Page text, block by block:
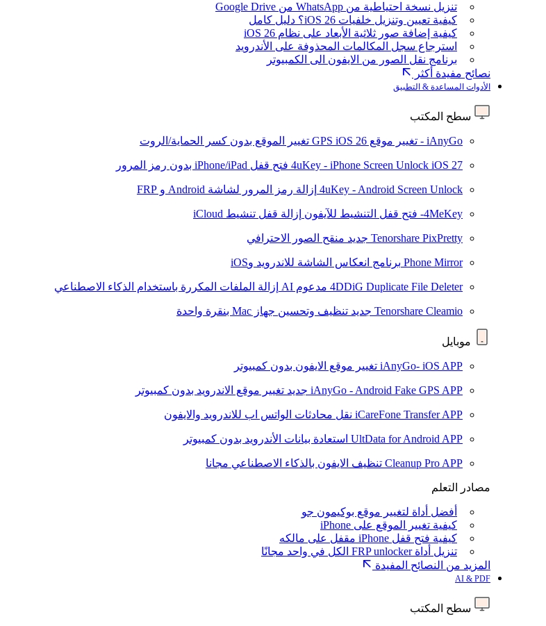
تنزيل نسخة احتياطية من WhatsApp من Google Drive
كيفية تعيين وتنزيل خلفيات iOS 26؟ دليل كامل
كيفية إضافة صور ثلاثية الأبعاد على نظام iOS 26
استرجاع سجل المكالمات المحذوفة على الأندرويد
برنامج نقل الصور من الايفون الى الكمبيوتر
نصائح مفيدة أكثر
الأدوات المساعدة & التطبيق
سطح المكتب
iAnyGo - تغيير موقع GPS iOS 26 تغيير الموقع بدون كسر الحماية/الروت
4uKey - iPhone Screen Unlock iOS 27 فتح قفل iPhone/iPad بدون رمز المرور
4uKey - Android Screen Unlock إزالة رمز المرور لشاشة Android و FRP
4MeKey- فتح قفل التنشيط للآيفون إزالة قفل تنشيط iCloud
Tenorshare PixPretty جديد منقح الصور الاحترافي
Phone Mirror برنامج انعكاس الشاشة للاندرويد وiOS
4DDiG Duplicate File Deleter مدعوم AI إزالة الملفات المكررة باستخدام الذكاء الاصطناعي
Tenorshare Cleamio جديد تنظيف وتحسين جهاز Mac بنقرة واحدة
موبايل
iAnyGo- iOS APP تغيير موقع الايفون بدون كمبيوتر
iAnyGo - Android Fake GPS APP جديد تغيير موقع الاندرويد بدون كمبيوتر
iCareFone Transfer APP نقل محادثات الواتس اب للاندرويد والايفون
UltData for Android APP استعادة بيانات الأندرويد بدون كمبيوتر
Cleanup Pro APP تنظيف الايفون بالذكاء الاصطناعي مجانا
مصادر التعلم
أفضل أداة لتغيير موقع بوكيمون جو
كيفية تغيير الموقع على iPhone
كيفية فتح قفل iPhone مقفل على مالكه
تنزيل أداة FRP unlocker الكل في واحد مجانًا
المزيد من النصائح المفيدة
AI & PDF
سطح المكتب